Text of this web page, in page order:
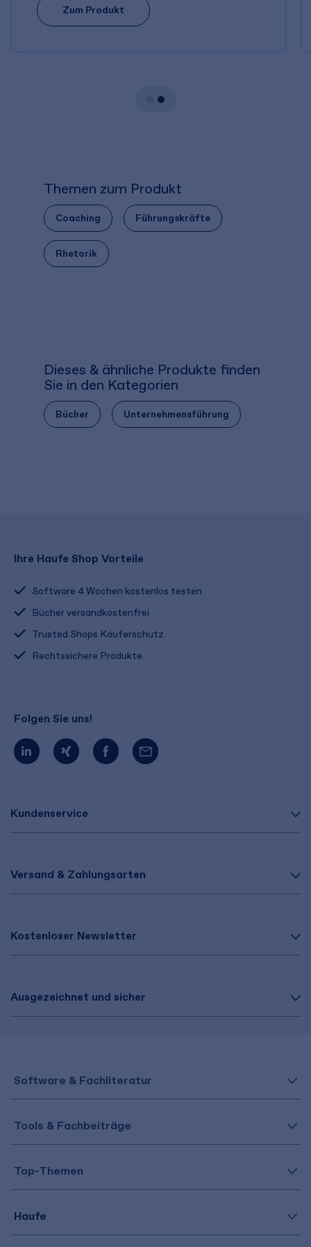
Zum Produkt
Themen zum Produkt
Coaching Führungskräfte
Rhetorik
Dieses & ähnliche Produkte finden
Sie in den Kategorien
Bücher Unternehmensführung
Kundenservice
Versand & Zahlungsarten
Kostenloser Newsletter
Ausgezeichnet und sicher
Ihre Haufe Shop Vorteile
Software 4 Wochen kostenlos testen
Bücher versandkostenfrei
Trusted Shops Käuferschutz
Rechtssichere Produkte
Folgen Sie uns!
Software & Fachliteratur
Tools & Fachbeiträge
Top-Themen
Haufe